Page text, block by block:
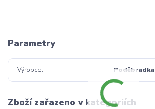
Parametry
Výrobce Poděbradka
Zboží zařazeno v kategoriích